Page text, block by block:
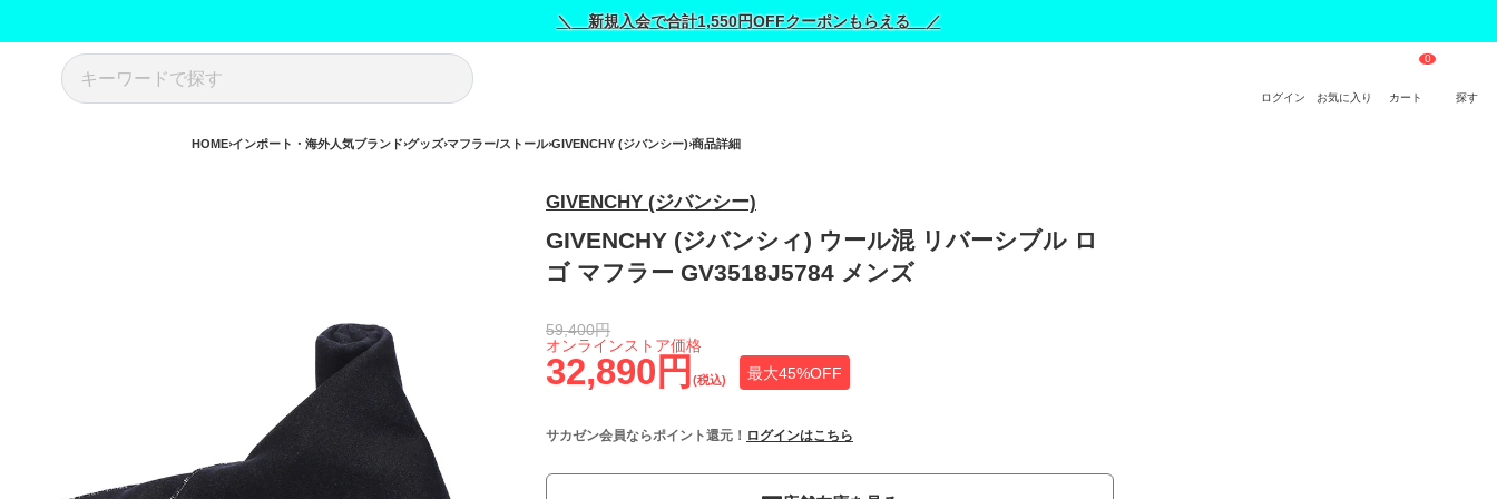
＼ 新規入会で合計1,550円OFFクーポンもらえる ／
ログイン お気に入り カート 探す
HOME インポート・海外人気ブランド グッズ マフラー/ストール GIVENCHY (ジバンシー) 商品詳細
GIVENCHY (ジバンシー)
GIVENCHY (ジバンシィ) ウール混 リバーシブル ロ
ゴ マフラー GV3518J5784 メンズ
32,890円 (税込) 最大45%OFF
オンラインストア価格
59,400円
サカゼン会員ならポイント還元！ ログインはこちら